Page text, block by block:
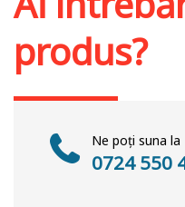
produs?
Ne poți suna la
0724 550